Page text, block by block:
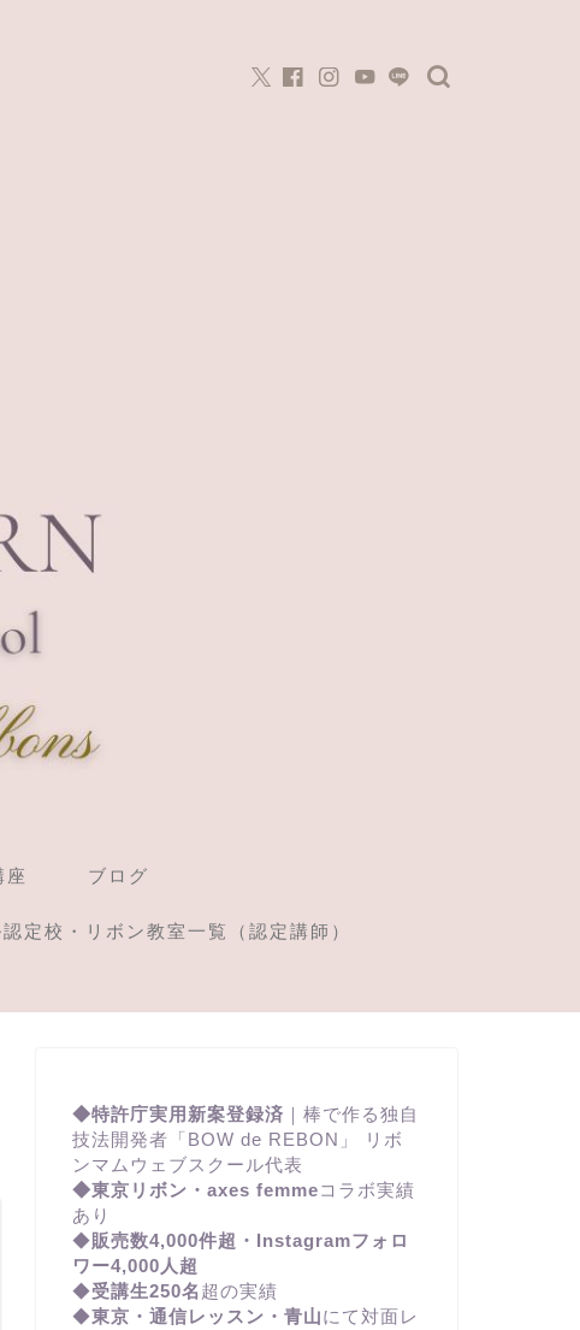
座 ブログ
定校・リボン教室一覧（認定講師）
◆特許庁実用新案登録済 ｜棒で作る独自
技法開発者「BOW de REBON」 リボ
ンマムウェブスクール代表
◆東京リボン・axes femmeコラボ実績
あり
◆販売数4,000件超・Instagramフォロ
ワー4,000人超
◆受講生250名 超の実績
◆東京・通信レッスン・青山にて対面レ